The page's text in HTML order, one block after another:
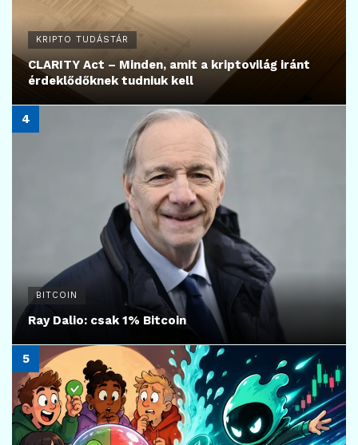
KRIPTO TUDÁSTÁR
CLARITY Act – Minden, amit a kriptovilág iránt
érdeklődőknek tudniuk kell
BITCOIN
Ray Dalio: csak 1% Bitcoin